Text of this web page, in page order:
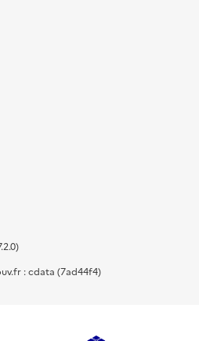
: cdata (7ad44f4)